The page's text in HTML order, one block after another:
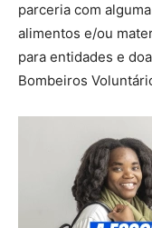
parceria com
alimentos e/ou
para entidades e
Bombeiros